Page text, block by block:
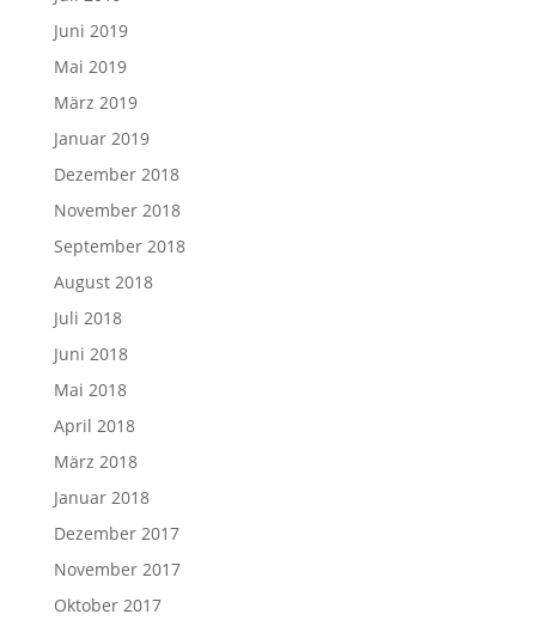
Juni 2019
Mai 2019
März 2019
Januar 2019
Dezember 2018
November 2018
September 2018
August 2018
Juli 2018
Juni 2018
Mai 2018
April 2018
März 2018
Januar 2018
Dezember 2017
November 2017
Oktober 2017